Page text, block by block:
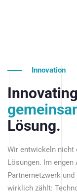
Innovation
Lösung.
Wir entwickeln nicht
Lösungen. Im
Partnernetzwerk
wirklich zählt: